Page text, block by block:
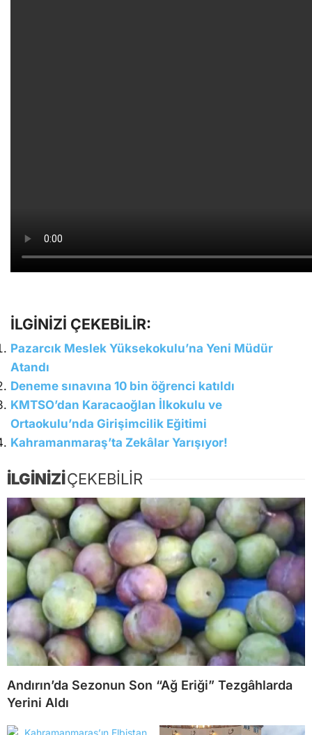
İLGİNİZİ ÇEKEBİLİR:
Pazarcık Meslek Yüksekokulu’na Yeni Müdür
Atandı
Deneme sınavına 10 bin öğrenci katıldı
KMTSO’dan Karacaoğlan İlkokulu ve
Ortaokulu’nda Girişimcilik Eğitimi
Kahramanmaraş’ta Zekâlar Yarışıyor!
İLGİNİZİÇEKEBİLİR
Andırın’da Sezonun Son “Ağ Eriği” Tezgâhlarda
Yerini Aldı